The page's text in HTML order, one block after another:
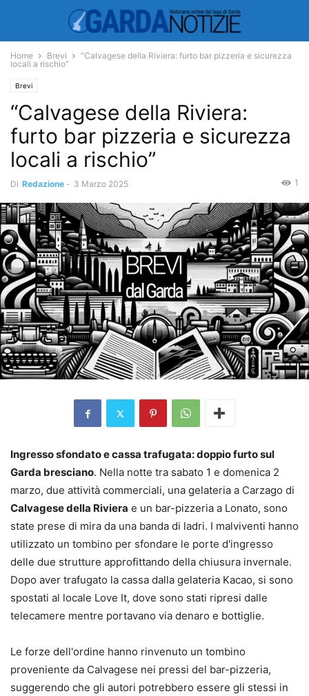
Home Brevi
“Calvagese della Riviera: furto bar pizzeria e sicurezza
locali a rischio”
Brevi
“Calvagese della Riviera:
furto bar pizzeria e sicurezza
locali a rischio”
Di Redazione - 3 Marzo 2025 1
Ingresso sfondato e cassa trafugata: doppio furto sul
Garda bresciano. Nella notte tra sabato 1 e domenica 2
marzo, due attività commerciali, una gelateria a Carzago di
Calvagese della Riviera e un bar-pizzeria a Lonato, sono
state prese di mira da una banda di ladri. I malviventi hanno
utilizzato un tombino per sfondare le porte d'ingresso
delle due strutture approfittando della chiusura invernale.
Dopo aver trafugato la cassa dalla gelateria Kacao, si sono
spostati al locale Love It, dove sono stati ripresi dalle
telecamere mentre portavano via denaro e bottiglie.
Le forze dell'ordine hanno rinvenuto un tombino
proveniente da Calvagese nei pressi del bar-pizzeria,
suggerendo che gli autori potrebbero essere gli stessi in